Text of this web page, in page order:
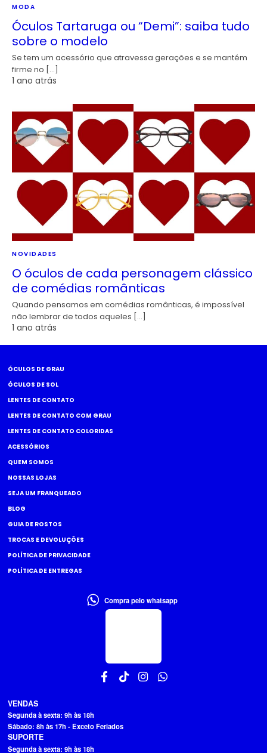
MODA
Óculos Tartaruga ou “Demi”: saiba tudo
sobre o modelo
Se tem um acessório que atravessa gerações e se mantém
firme no […]
1 ano atrás
NOVIDADES
O óculos de cada personagem clássico
de comédias românticas
Quando pensamos em comédias românticas, é impossível
não lembrar de todos aqueles […]
1 ano atrás
ÓCULOS DE GRAU
ÓCULOS DE SOL
LENTES DE CONTATO
LENTES DE CONTATO COM GRAU
LENTES DE CONTATO COLORIDAS
ACESSÓRIOS
QUEM SOMOS
NOSSAS LOJAS
SEJA UM FRANQUEADO
BLOG
GUIA DE ROSTOS
TROCAS E DEVOLUÇÕES
POLÍTICA DE PRIVACIDADE
POLÍTICA DE ENTREGAS
Compra pelo whatsapp
VENDAS
Segunda à sexta: 9h às 18h
Sábado: 8h às 17h - Exceto Feriados
SUPORTE
Segunda à sexta: 9h às 18h